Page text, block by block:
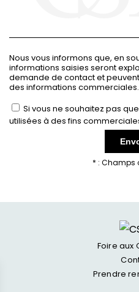
Nous vous informons que, en
informations saisies seront
demande de contact et
des informations commerciales.
Si vous ne souhaitez pas
utilisées à des fins
* : Champs
Foire aux
Prendre